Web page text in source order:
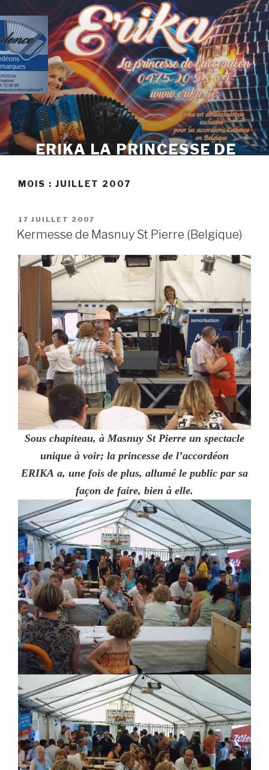
Skip
to
content
ERIKA LA PRINCESSE DE
MOIS : JUILLET 2007
POSTED
ON
17 JUILLET 2007
Kermesse de Masnuy St Pierre (Belgique)
Sous chapiteau, à Masnuy St Pierre un spectacle
unique à voir; la princesse de l’accordéon
ERIKA a, une fois de plus, allumé le public par sa
façon de faire, bien à elle.